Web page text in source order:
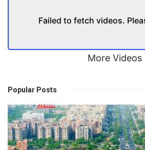
Failed to fetch videos.
More Videos
Popular Posts